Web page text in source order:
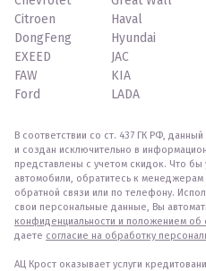
Citroen
DongFeng
EXEED
FAW
Ford
Haval
Hyundai
JAC
KIA
LADA
В соответствии со ст. 437 ГК РФ,
и создан исключительно в
представлены с учетом скидок. Что бы
автомобили, обратитесь к
обратной связи или по телефону.
свои персональные данные, Вы
конфиденциальности и положением
даете согласие на обработку
АЦ Крост оказывает услуги